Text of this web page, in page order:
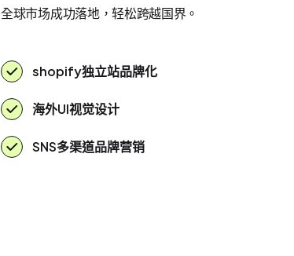
全球市场成功落地，轻松跨越国界。
shopify独立站品牌化
海外UI视觉设计
SNS多渠道品牌营销